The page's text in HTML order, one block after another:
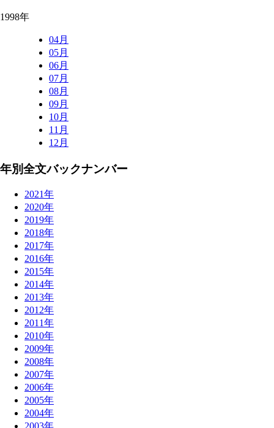
1998年
04月
05月
06月
07月
08月
09月
10月
11月
12月
年別全文バックナンバー
2021年
2020年
2019年
2018年
2017年
2016年
2015年
2014年
2013年
2012年
2011年
2010年
2009年
2008年
2007年
2006年
2005年
2004年